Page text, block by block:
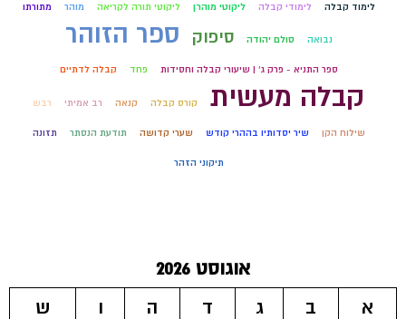
לימוד קבלה לימודי קבלה ליקוטי מוהרן ליקוטי תורה לקריאה מוהר מתורתו
נבואה סולם יהודה סיפוק ספר הזוהר
ספר התניא - פרק ג' | שיעורי קבלה וחסידות פחד קבלה לדתיים
קבלה מעשית קורס קבלה קנאה רב אמיתי רבש
שילוח הקן שיר יסדותיו בההרי קודש שערי קדושה תודעת הנסתר תזונה
תיקוני הזהר
אוגוסט 2026
א
ב ג ד ה ו
ש